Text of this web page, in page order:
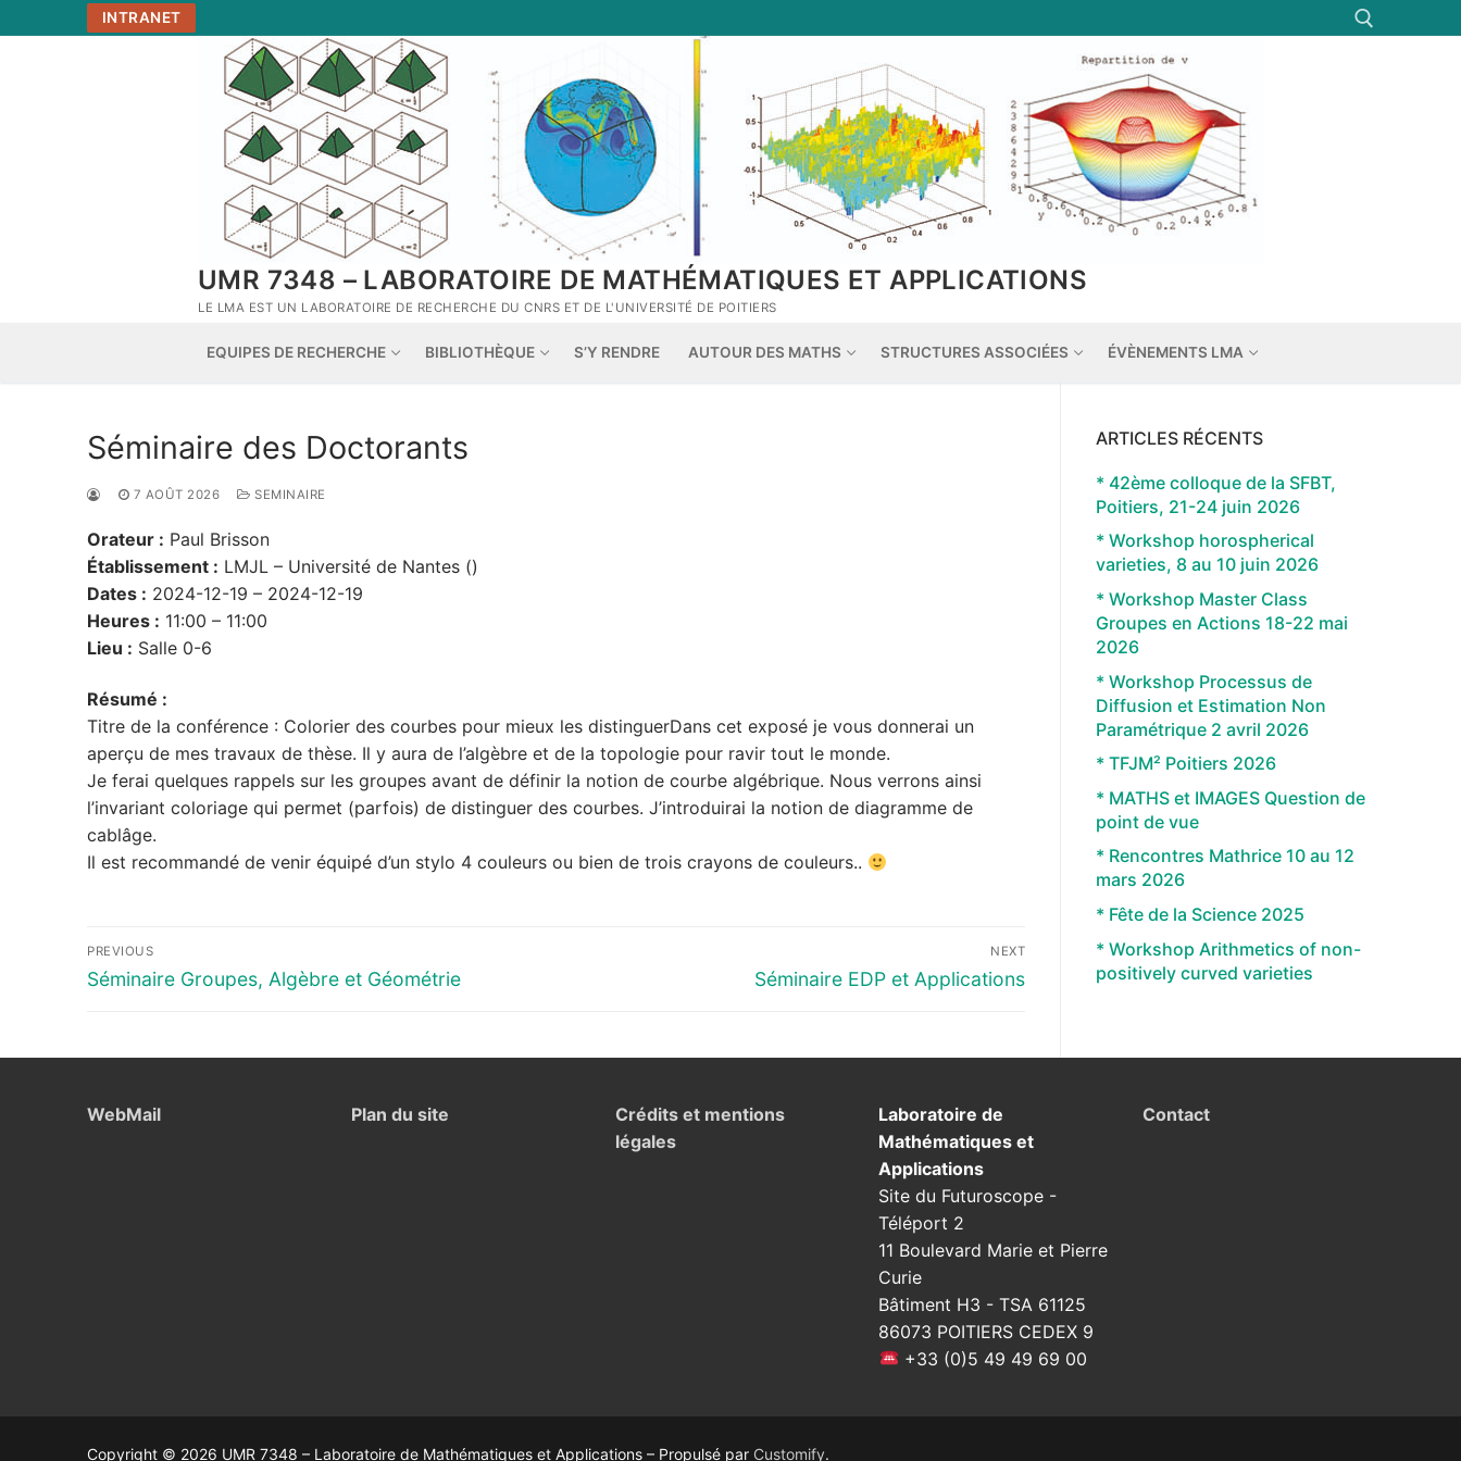
au
INTRANET
Rechercher :
UMR 7348 – LABORATOIRE DE MATHÉMATIQUES ET APPLICATIONS
LE LMA EST UN LABORATOIRE DE RECHERCHE DU CNRS ET DE L'UNIVERSITÉ DE POITIERS
EQUIPES DE RECHERCHE BIBLIOTHÈQUE S’Y RENDRE AUTOUR DES MATHS STRUCTURES ASSOCIÉES ÉVÈNEMENTS LMA
Séminaire des Doctorants
7 AOÛT 2026 SEMINAIRE
Orateur : Paul Brisson
Établissement : LMJL – Université de Nantes ()
Dates : 2024-12-19 – 2024-12-19
Heures : 11:00 – 11:00
Lieu : Salle 0-6
Résumé :
Titre de la conférence : Colorier des courbes pour mieux les distinguerDans cet exposé je vous donnerai un
aperçu de mes travaux de thèse. Il y aura de l’algèbre et de la topologie pour ravir tout le monde.
Je ferai quelques rappels sur les groupes avant de définir la notion de courbe algébrique. Nous verrons ainsi
l’invariant coloriage qui permet (parfois) de distinguer des courbes. J’introduirai la notion de diagramme de
cablâge.
Il est recommandé de venir équipé d’un stylo 4 couleurs ou bien de trois crayons de couleurs..
Navigation
de
PREVIOUS
Previous
Séminaire Groupes, Algèbre et Géométrie
NEXT
Next
Séminaire EDP et Applications
ARTICLES RÉCENTS
* 42ème colloque de la SFBT,
Poitiers, 21-24 juin 2026
* Workshop horospherical
varieties, 8 au 10 juin 2026
* Workshop Master Class
Groupes en Actions 18-22 mai
2026
* Workshop Processus de
Diffusion et Estimation Non
Paramétrique 2 avril 2026
* TFJM² Poitiers 2026
* MATHS et IMAGES Question de
point de vue
* Rencontres Mathrice 10 au 12
mars 2026
* Fête de la Science 2025
* Workshop Arithmetics of non-
positively curved varieties
WebMail Plan du site
Crédits et mentions
légales
Laboratoire de
Mathématiques et
Applications
Site du Futuroscope -
Téléport 2
11 Boulevard Marie et Pierre
Curie
Bâtiment H3 - TSA 61125
86073 POITIERS CEDEX 9
+33 (0)5 49 49 69 00
Contact
Copyright © 2026 UMR 7348 – Laboratoire de Mathématiques et Applications – Propulsé par Customify.